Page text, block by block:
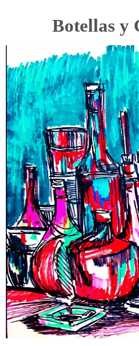
Botellas y